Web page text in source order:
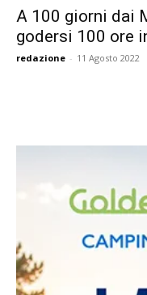
A 100 giorni dai
godersi 100 ore
redazione - 11 Agosto 2022